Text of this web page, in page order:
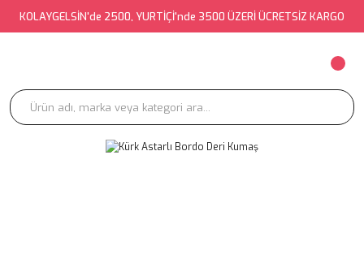
KOLAYGELSİN'de 2500, YURTİÇİ'nde 3500 ÜZERİ ÜCRETSİZ KARGO